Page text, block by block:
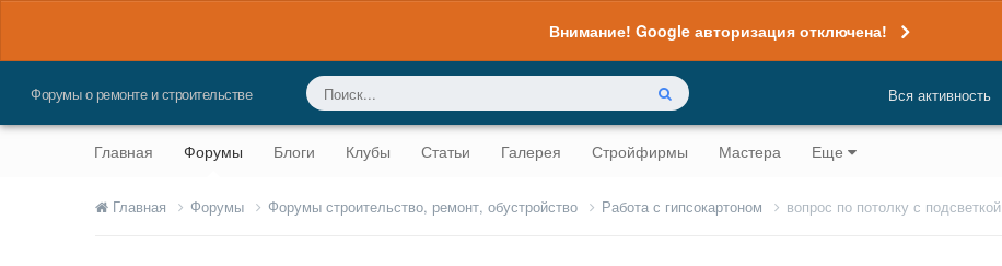
Внимание! Google авторизация отключена!
Форумы о ремонте и строительстве Вся активность
Главная Форумы Блоги Клубы Статьи Галерея Стройфирмы Мастера Еще
Главная Форумы Форумы строительство, ремонт, обустройство Работа с гипсокартоном вопрос по потолку с подсветкой